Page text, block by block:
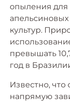
опыления для
культур.
превышать
год в
Известно,
напрямую